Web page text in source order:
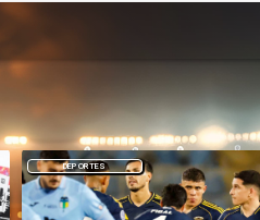
NACIONAL